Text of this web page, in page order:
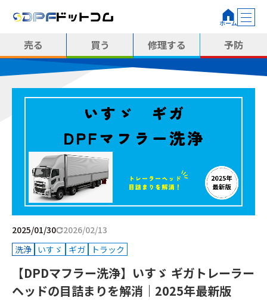
売る 買う 修理する 予防
2025/01/30
2026/02/13
洗浄 いすゞ ギガ トラック
【DPDマフラー洗浄】いすゞ ギガトレーラー
ヘッドの目詰まりを解消｜2025年最新版